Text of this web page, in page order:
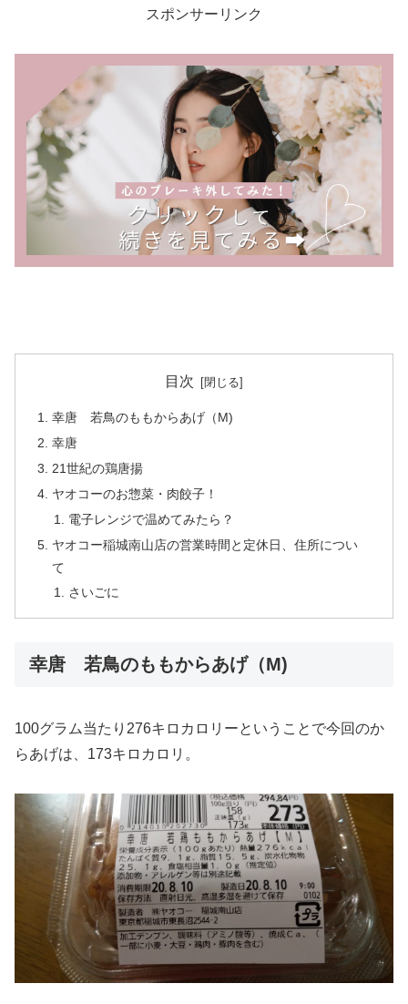
スポンサーリンク
目次
幸唐 若鳥のももからあげ（M)
幸唐
21世紀の鶏唐揚
ヤオコーのお惣菜・肉餃子！
電子レンジで温めてみたら？
ヤオコー稲城南山店の営業時間と定休日、住所につい
て
さいごに
幸唐 若鳥のももからあげ（M)
100グラム当たり276キロカロリーということで今回のか
らあげは、173キロカロリ。